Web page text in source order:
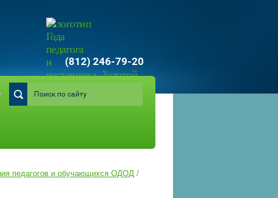
(812) 246-79-20
педагогов и обучающихся ОДОД /